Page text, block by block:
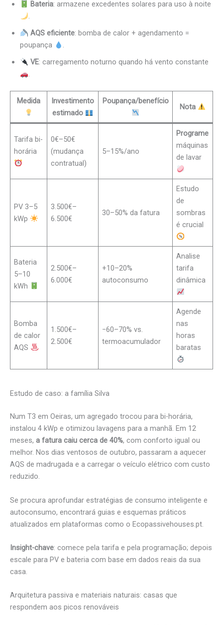
Bateria: armazene excedentes solares para uso à noite
.
AQS eficiente: bomba de calor + agendamento =
poupança
.
VE: carregamento noturno quando há vento constante
.
Medida
Investimento
estimado
Poupança/benefício
Nota
Tarifa bi-
horária
0€–50€
(mudança
contratual)
5–15%/ano
Programe
máquinas
de lavar
PV 3–5
kWp
3.500€–
6.500€
30–50% da fatura
Estudo
de
sombras
é crucial
Bateria
5–10
kWh
2.500€–
6.000€
+10–20%
autoconsumo
Analise
tarifa
dinâmica
Bomba
de calor
AQS
1.500€–
2.500€
−60–70% vs.
termoacumulador
Agende
nas
horas
baratas
Estudo de caso: a família Silva
Num T3 em Oeiras, um agregado trocou para bi-horária,
instalou 4 kWp e otimizou lavagens para a manhã. Em 12
meses, a fatura caiu cerca de 40%, com conforto igual ou
melhor. Nos dias ventosos de outubro, passaram a aquecer
AQS de madrugada e a carregar o veículo elétrico com custo
reduzido.
Se procura aprofundar estratégias de consumo inteligente e
autoconsumo, encontrará guias e esquemas práticos
atualizados em plataformas como o Ecopassivehouses.pt.
Insight-chave: comece pela tarifa e pela programação; depois
escale para PV e bateria com base em dados reais da sua
casa.
Arquitetura passiva e materiais naturais: casas que
respondem aos picos renováveis